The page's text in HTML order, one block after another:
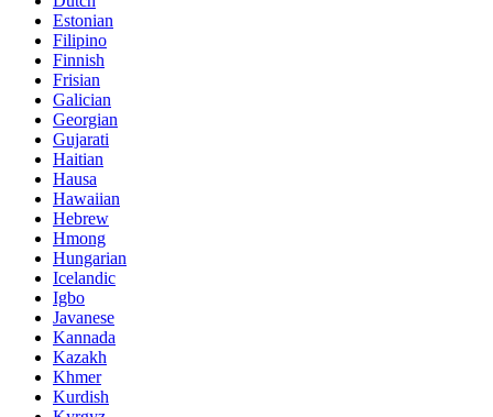
Estonian
Filipino
Finnish
Frisian
Galician
Georgian
Gujarati
Haitian
Hausa
Hawaiian
Hebrew
Hmong
Hungarian
Icelandic
Igbo
Javanese
Kannada
Kazakh
Khmer
Kurdish